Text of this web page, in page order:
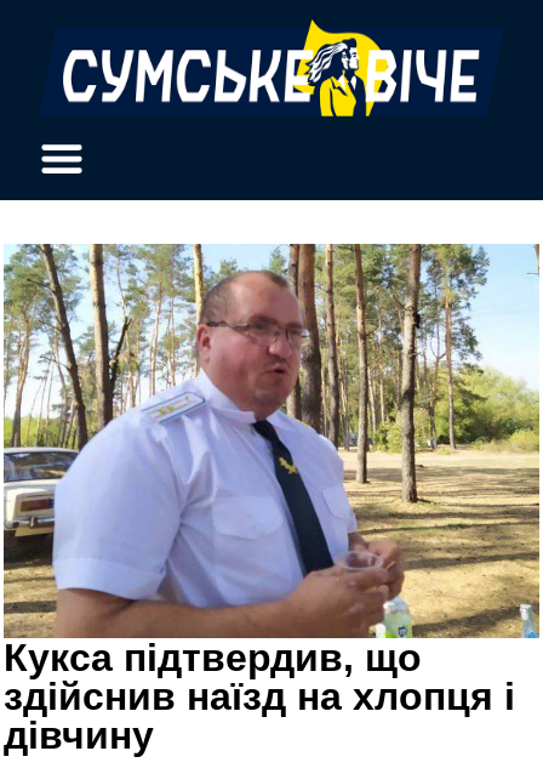
Кукса підтвердив, що
здійснив наїзд на хлопця і
дівчину